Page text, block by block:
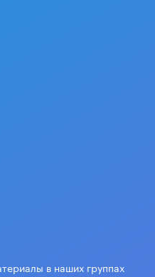
в наших группах